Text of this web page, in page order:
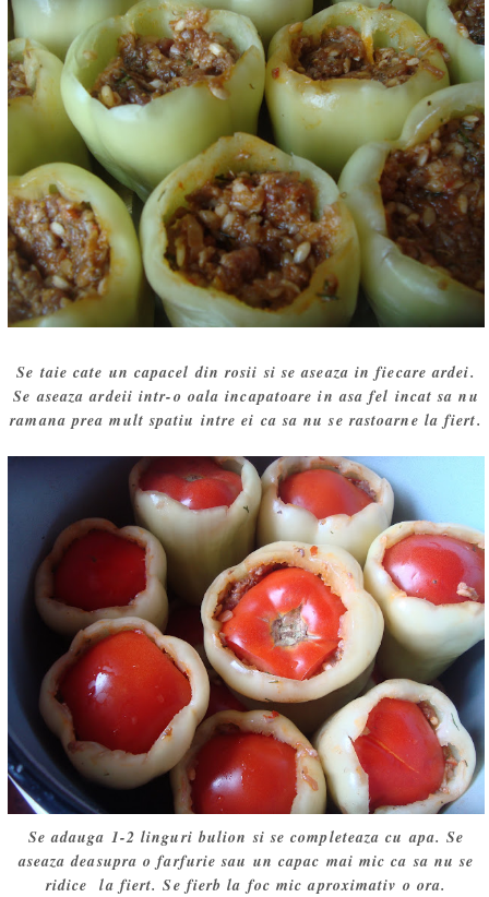
Se taie cate un capacel din rosii si se aseaza in fiecare ardei.
Se aseaza ardeii intr-o oala incapatoare in asa fel incat sa nu
ramana prea mult spatiu intre ei ca sa nu se rastoarne la fiert.
Se adauga 1-2 linguri bulion si se completeaza cu apa. Se
aseaza deasupra o farfurie sau un capac mai mic ca sa nu se
ridice la fiert. Se fierb la foc mic aproximativ o ora.